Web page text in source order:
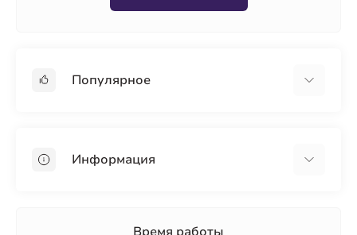
Популярное
ПенопластИнформация